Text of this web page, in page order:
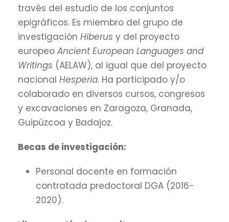
través del estudio de los conjuntos
epigráficos. Es miembro del grupo de
investigación Hiberus y del proyecto
europeo Ancient European Languages and
Writings (AELAW), al igual que del proyecto
nacional Hesperia. Ha participado y/o
colaborado en diversos cursos, congresos
y excavaciones en Zaragoza, Granada,
Guipúzcoa y Badajoz.
Becas de investigación:
Personal docente en formación
contratada predoctoral DGA (2016-
2020).